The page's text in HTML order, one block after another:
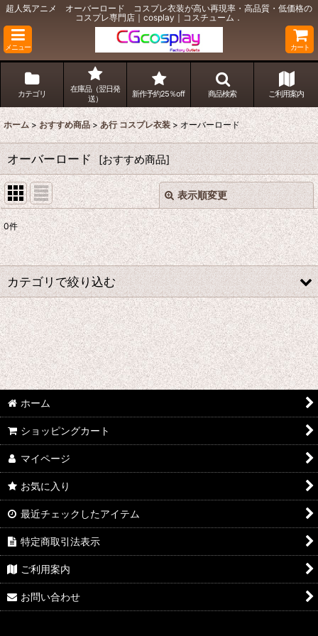
超人気アニメ オーバーロード コスプレ衣装が高い再現率・高品質・低価格の
コスプレ専門店｜cosplay｜コスチューム．
メニュー カート
カテゴリ
在庫品（翌日発
送）
新作予約25％off 商品検索 ご利用案内
ホーム > おすすめ商品 > あ行 コスプレ衣装 > オーバーロード
オーバーロード [おすすめ商品]
表示順変更
表示数:
並び順:
絞り込む
閉じる
0件
カテゴリで絞り込む
あ行 コスプレ衣装 (全商品)
ウマ娘プリティーダービー
あんさんぶるスターズ
アズールレーン
王様ランキング
イケメン戦国 時をかける恋
イケメン革命 アリスと恋の魔法
イケメンヴァンパイア
A3!(エースリー)
ホーム
ショッピングカート
マイページ
お気に入り
最近チェックしたアイテム
特定商取引法表示
ご利用案内
お問い合わせ